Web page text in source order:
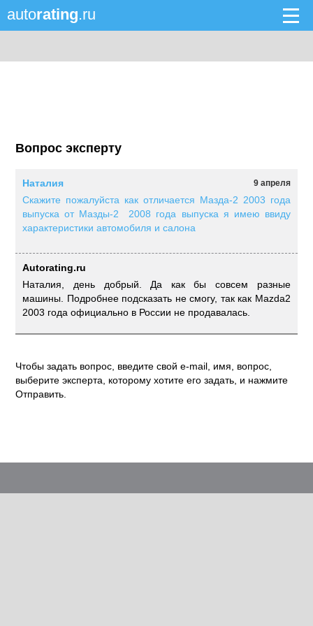
autorating.ru
Вопрос эксперту
9 апреля
Наталия
Скажите пожалуйста как отличается Мазда-2 2003 года
выпуска от Мазды-2 2008 года выпуска я имею ввиду
характеристики автомобиля и салона
Autorating.ru
Наталия, день добрый. Да как бы совсем разные
машины. Подробнее подсказать не смогу, так как Mazda2
2003 года официально в России не продавалась.
Чтобы задать вопрос, введите свой e-mail, имя, вопрос,
выберите эксперта, которому хотите его задать, и нажмите
Отправить.